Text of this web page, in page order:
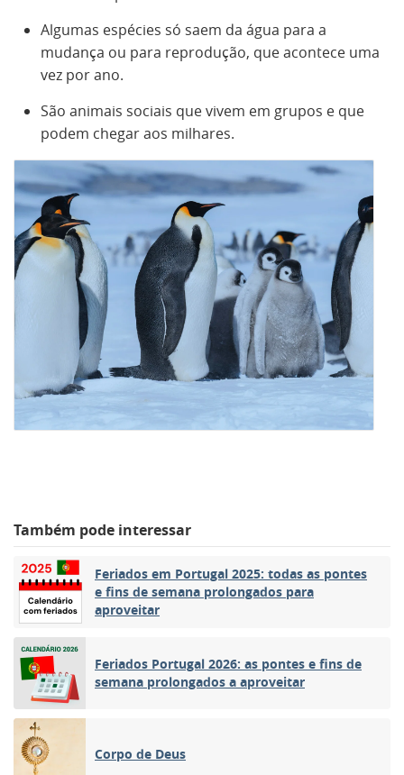
Algumas espécies só saem da água para a
mudança ou para reprodução, que acontece uma
vez por ano.
São animais sociais que vivem em grupos e que
podem chegar aos milhares.
Também pode interessar
Feriados em Portugal 2025: todas as pontes
e fins de semana prolongados para
aproveitar
Feriados Portugal 2026: as pontes e fins de
semana prolongados a aproveitar
Corpo de Deus